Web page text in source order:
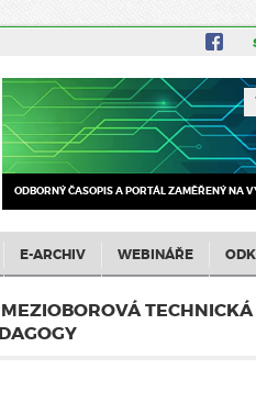
ODBORNÝ ČASOPIS A PORTÁL ZAMĚŘENÝ NA
E-ARCHIV WEBINÁŘE